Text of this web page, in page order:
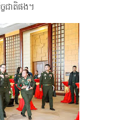
ជាតិផង។